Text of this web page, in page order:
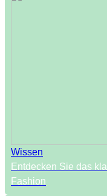
Wissen
Entdecken Sie das
Fashion